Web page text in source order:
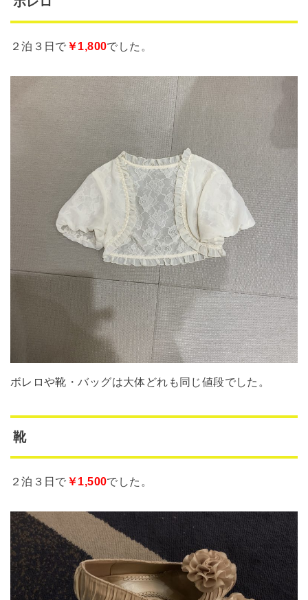
２泊３日で ￥1,800でした。
ボレロや靴・バッグは大体どれも同じ値段でした。
靴
２泊３日で ￥1,500でした。